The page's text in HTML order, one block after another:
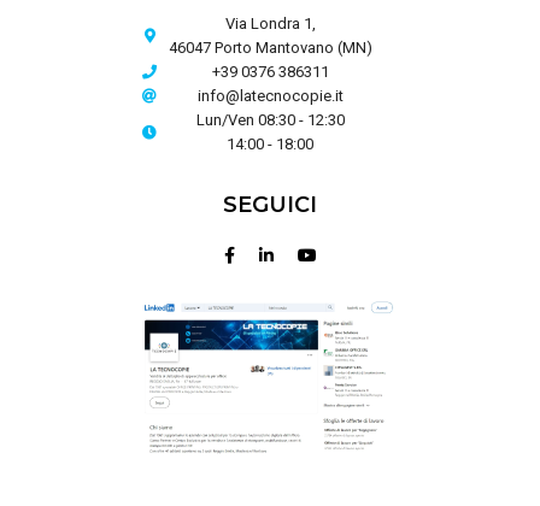
Via Londra 1,
46047 Porto Mantovano (MN)
+39 0376 386311
info@latecnocopie.it
Lun/Ven 08:30 - 12:30
14:00 - 18:00
SEGUICI